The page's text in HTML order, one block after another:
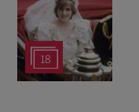
18